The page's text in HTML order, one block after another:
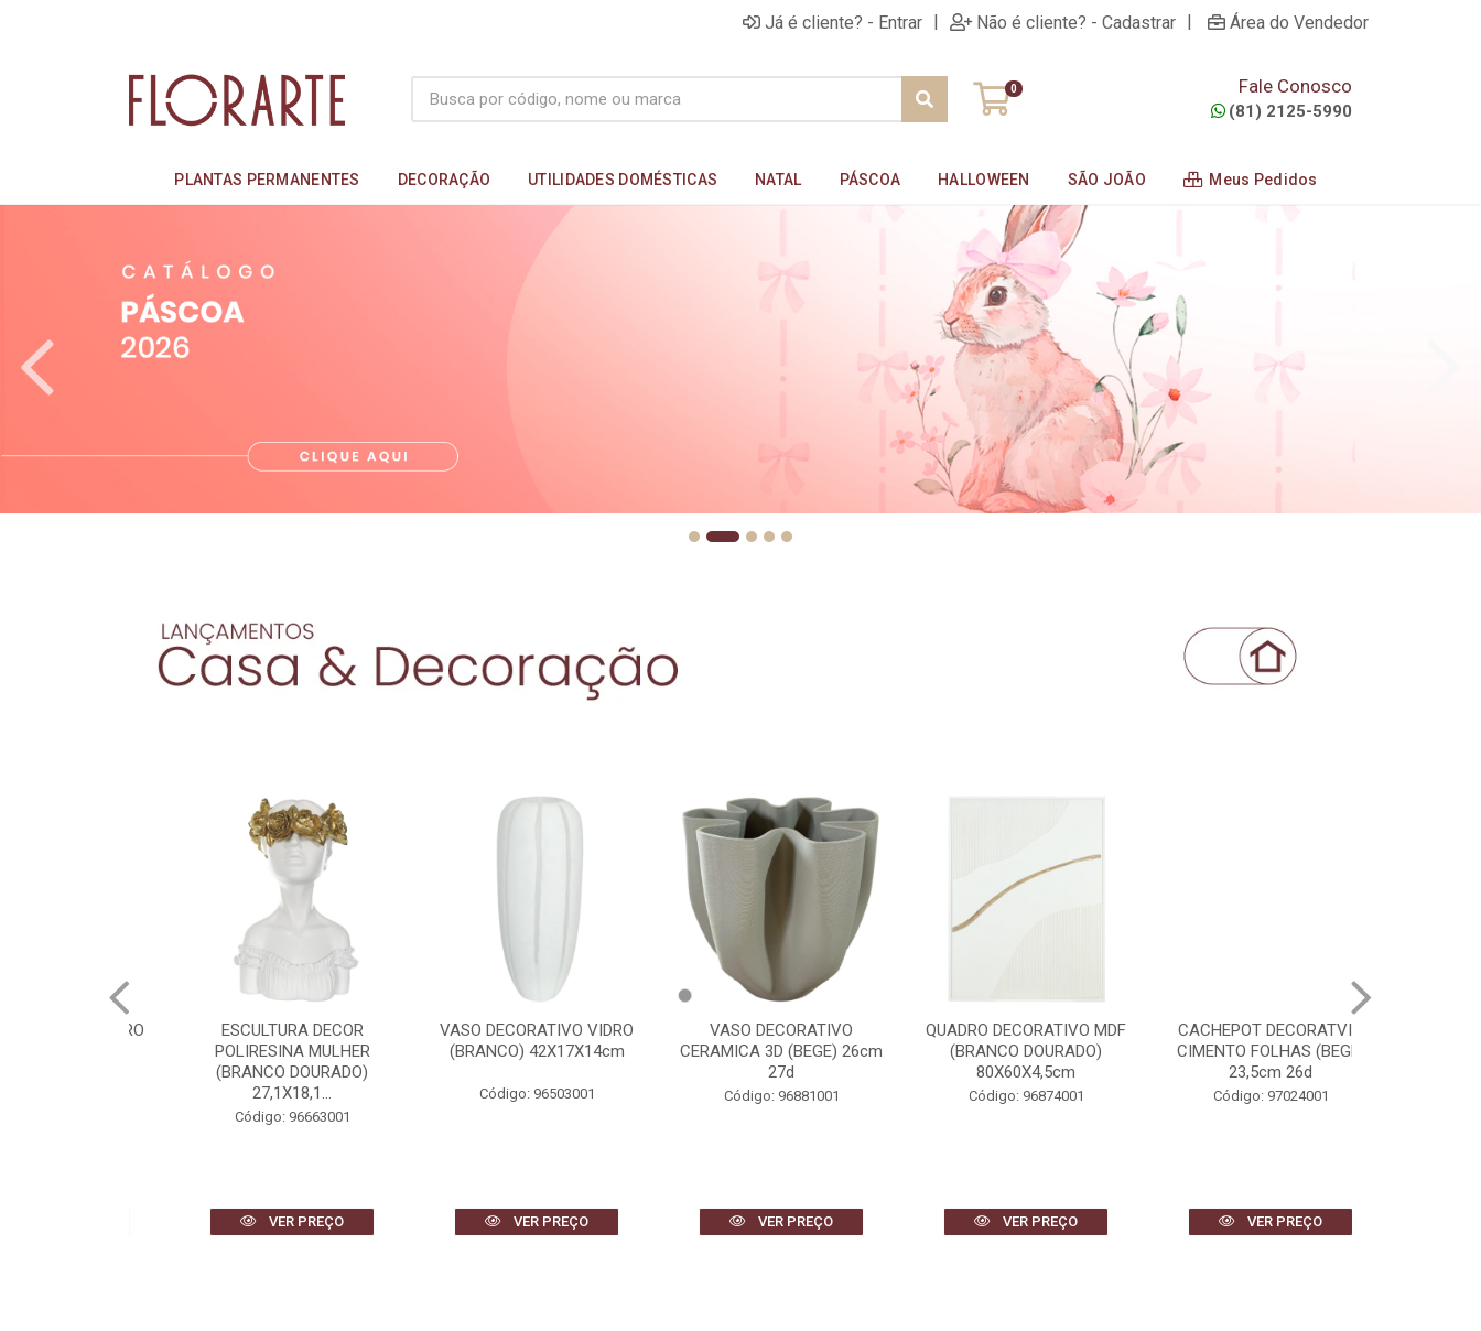
Já é cliente? - Entrar | Não é cliente? - Cadastrar | Área do Vendedor
0 Fale Conosco
(81) 2125-5990
PLANTAS PERMANENTES DECORAÇÃO UTILIDADES DOMÉSTICAS NATAL PÁSCOA HALLOWEEN SÃO JOÃO Meus Pedidos
ESCULTURA DECOR
POLIRESINA MULHER
(BRANCO DOURADO)
27,1X18,1...
Código: 96663001
VER PREÇO
VASO DECORATIVO VIDRO
(BRANCO) 42X17X14cm
Código: 96503001
VER PREÇO
VASO DECORATIVO
CERAMICA 3D (BEGE) 26cm
Código: 96881001
VER PREÇO
QUADRO DECORATIVO MDF
(BRANCO DOURADO)
80X60X4,5cm
Código: 96874001
VER PREÇO
CACHEPOT DECORATVIO
CIMENTO FOLHAS (BEGE)
23,5cm 26d
Código: 97024001
VER PREÇO